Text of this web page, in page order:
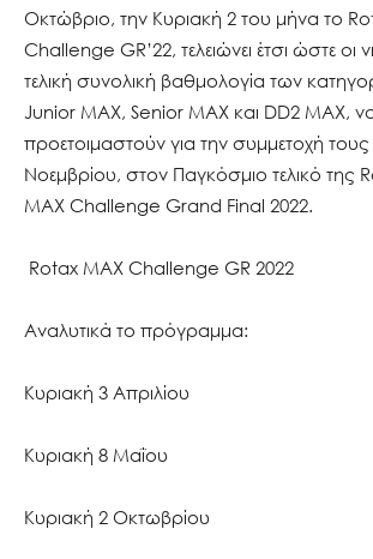
Οκτώβριο, την Κυριακή 2 του μήνα το
Challenge GR’22, τελειώνει έτσι ώστε οι
τελική συνολική βαθμολογία των
Junior MAX, Senior MAX και DD2 MAX,
προετοιμαστούν για την συμμετοχή
Νοεμβρίου, στον Παγκόσμιο τελικό της
MAX Challenge Grand Final 2022.
Rotax MAX Challenge GR 2022
Αναλυτικά το πρόγραμμα:
Κυριακή 3 Απριλίου
Κυριακή 8 Μαΐου
Κυριακή 2 Οκτωβρίου